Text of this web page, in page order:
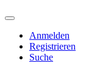
Anmelden
Registrieren
Suche